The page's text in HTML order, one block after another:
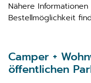
Nähere
Bestellmöglichkeit
Camper +
öffentlichen